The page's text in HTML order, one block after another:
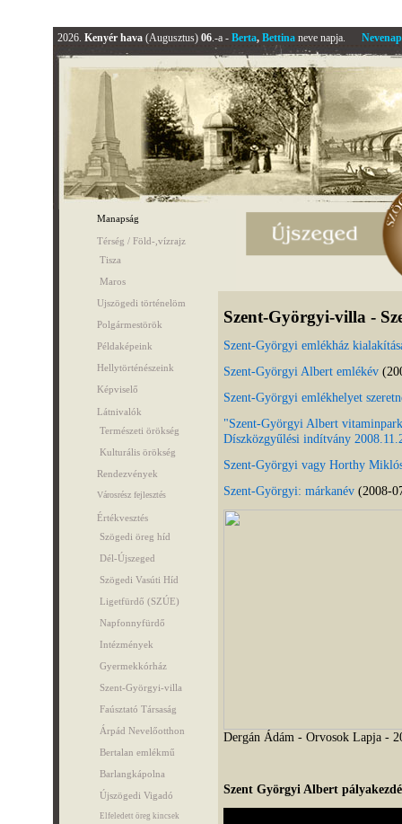
2026. Kenyér hava (Augusztus) 06.-a - Berta, Bettinaneve napja.
Manapság
Térség / Föld-,vízrajz
Tisza
Maros
Ujszögedi történelöm
Polgármestörök
Példaképeink
Hellytörténészeink
Képviselő
Látnivalók
Természeti örökség
Kulturális örökség
Rendezvények
Városrész fejlesztés
Értékvesztés
Szögedi öreg híd
Dél-Újszeged
Szögedi Vasúti Híd
Ligetfürdő (SZÚE)
Napfonnyfürdő
Intézmények
Gyermekkórház
Szent-Györgyi-villa
Faúsztató Társaság
Árpád Nevelőotthon
Bertalan emlékmű
Barlangkápolna
Újszögedi Vigadó
Elfeledett öreg kincsek
Szent-Györgyi-villa -
Szent-Györgyi emlékház
Szent-Györgyi Albert emlékév
Szent-Györgyi emlékhelyet
"Szent-Györgyi Albert
Díszközgyűlési indítvány
Szent-Györgyi vagy Horthy
Szent-Györgyi: márkanév(2008-
Dergán Ádám - Orvosok Lapja -
Szent Györgyi Albert